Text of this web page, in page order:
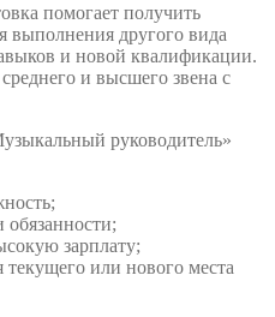
помогает получить
выполнения другого вида
и новой квалификации.
и высшего звена с
руководитель»
зарплату;
текущего или нового места